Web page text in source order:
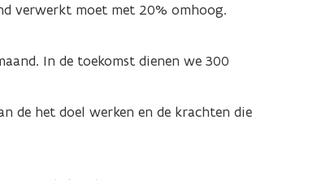
verwerkt moet met 20% omhoog.
In de toekomst dienen we 300
de het doel werken en de krachten die